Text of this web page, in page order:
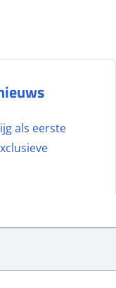
als eerste